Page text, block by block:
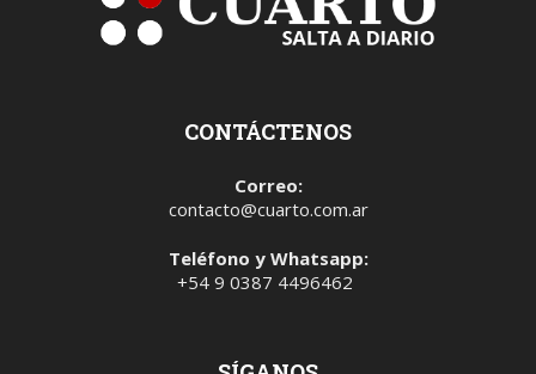
CONTÁCTENOS
Correo:
contacto@cuarto.com.ar
Teléfono y Whatsapp:
+54 9 0387 4496462